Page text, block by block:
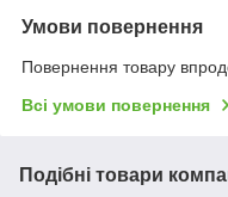
Умови повернення
Повернення товару
Всі умови повернення
Подібні товари